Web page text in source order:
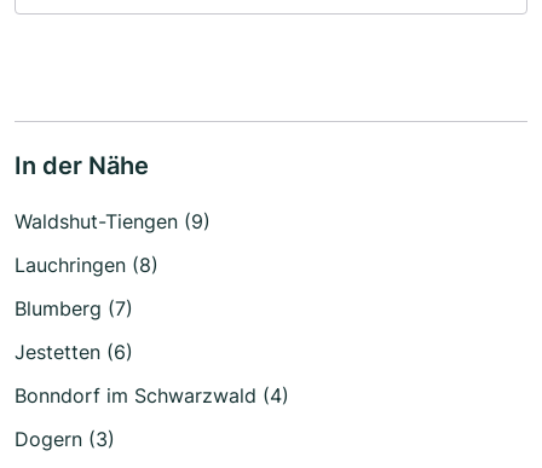
In der Nähe
Waldshut-Tiengen (9)
Lauchringen (8)
Blumberg (7)
Jestetten (6)
Bonndorf im Schwarzwald (4)
Dogern (3)